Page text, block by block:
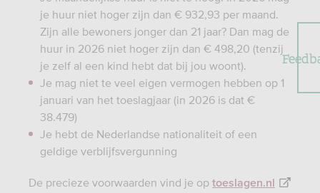
je huur niet hoger zijn dan € 932,93 per maand.
Zijn alle bewoners jonger dan 21 jaar? Dan mag de
huur in 2026 niet hoger zijn dan € 498,20 (tenzij
je zelf al een kind hebt dat bij jou woont).
Je mag niet te veel eigen vermogen hebben op 1
januari van het toeslagjaar (in 2026 is dat €
38.479)
Je hebt de Nederlandse nationaliteit of een
geldige verblijfsvergunning
De precieze voorwaarden vind je op toeslagen.nl